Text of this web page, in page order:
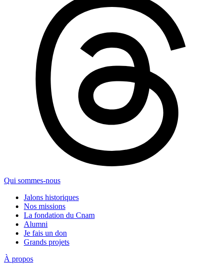
Qui sommes-nous
Jalons historiques
Nos missions
La fondation du Cnam
Alumni
Je fais un don
Grands projets
À propos